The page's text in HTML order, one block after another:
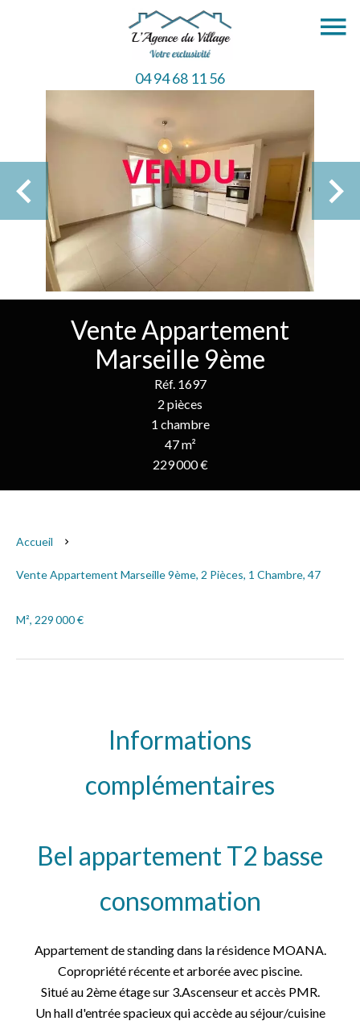
04 94 68 11 56
Vente Appartement
Marseille 9ème
Réf. 1697
2 pièces
1 chambre
47 m²
229 000 €
Accueil
Vente Appartement Marseille 9ème, 2 Pièces, 1 Chambre, 47
M², 229 000 €
Informations
complémentaires
Bel appartement T2 basse
consommation
Appartement de standing dans la résidence MOANA.
Copropriété récente et arborée avec piscine.
Situé au 2ème étage sur 3.Ascenseur et accès PMR.
Un hall d'entrée spacieux qui accède au séjour/cuisine